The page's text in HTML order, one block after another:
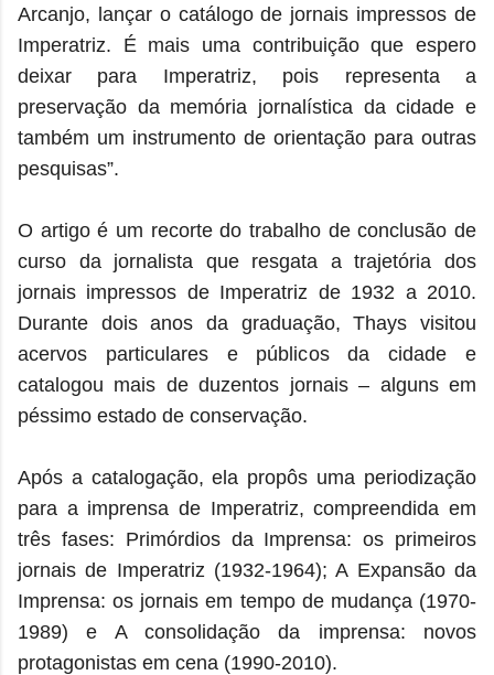
Arcanjo, lançar o catálogo de jornais impressos de
Imperatriz. É mais uma contribuição que espero
deixar para Imperatriz, pois representa a
preservação da memória jornalística da cidade e
também um instrumento de orientação para outras
pesquisas”.
O artigo é um recorte do trabalho de conclusão de
curso da jornalista que resgata a trajetória dos
jornais impressos de Imperatriz de 1932 a 2010.
Durante dois anos da graduação, Thays visitou
acervos particulares e públicos da cidade e
catalogou mais de duzentos jornais – alguns em
péssimo estado de conservação.
Após a catalogação, ela propôs uma periodização
para a imprensa de Imperatriz, compreendida em
três fases: Primórdios da Imprensa: os primeiros
jornais de Imperatriz (1932-1964); A Expansão da
Imprensa: os jornais em tempo de mudança (1970-
1989) e A consolidação da imprensa: novos
protagonistas em cena (1990-2010).